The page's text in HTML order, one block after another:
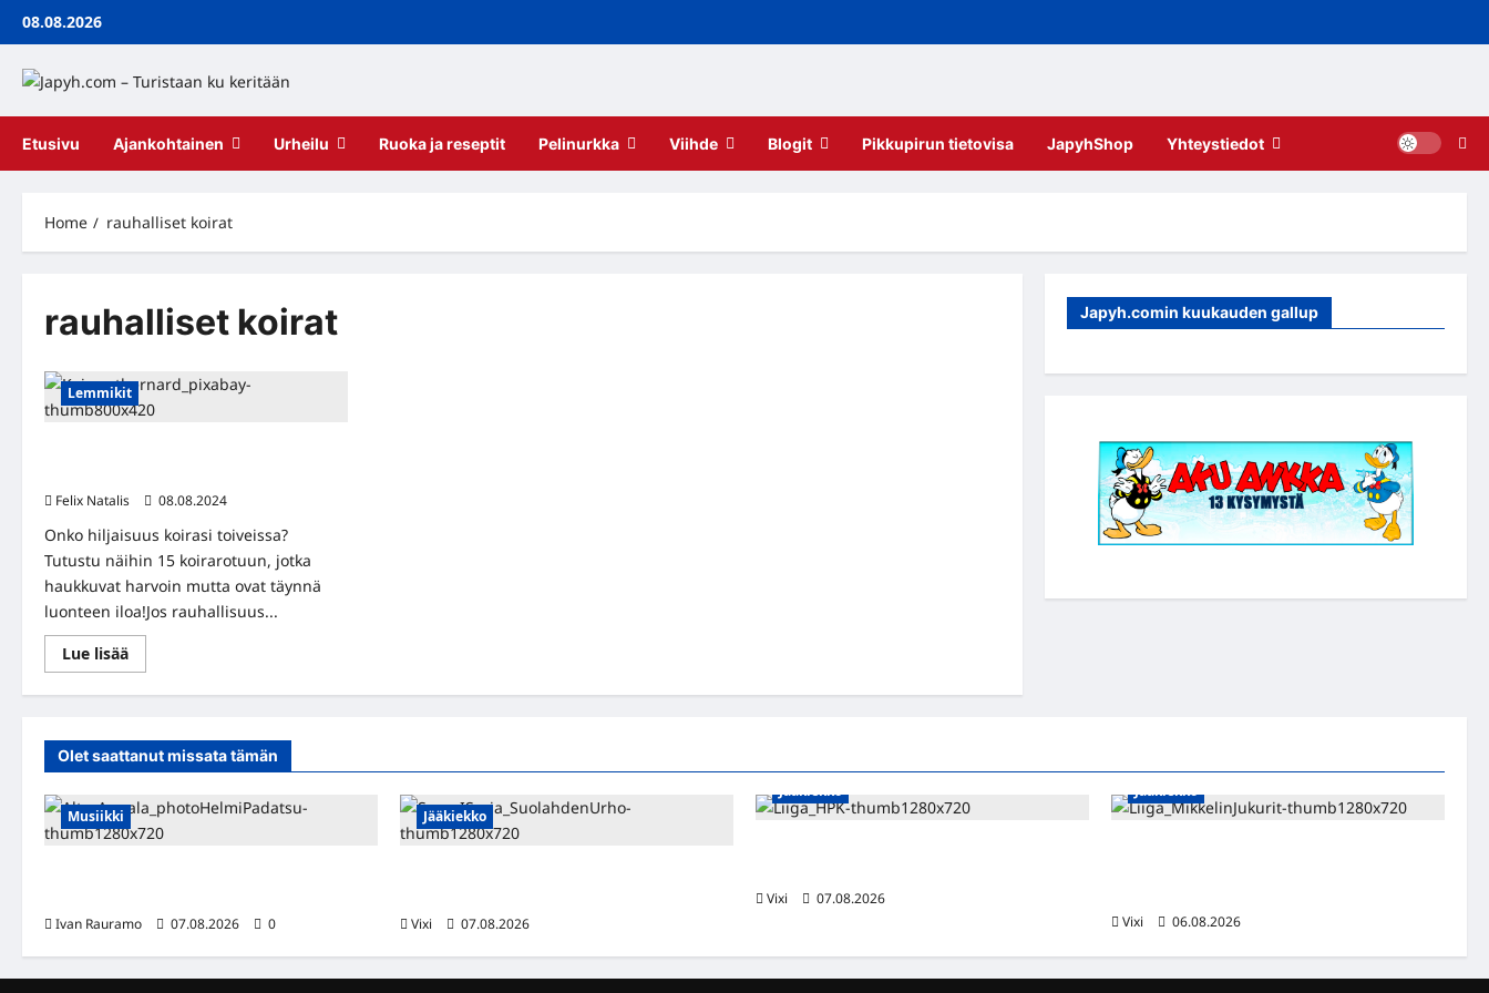
Skip08.08.2026
Etusivu Ajankohtainen Urheilu Ruoka ja reseptit Pelinurkka Viihde Blogit Pikkupirun tietovisa JapyhShop Yhteystiedot
Home rauhalliset koirat
rauhalliset koirat
Lemmikit
Felix Natalis
08.08.2024
Onko hiljaisuus koirasi toiveissa?
Tutustu näihin 15 koirarotuun, jotka
haukkuvat harvoin mutta ovat täynnä
luonteen iloa!Jos rauhallisuus...
Lue lisääRead
more
15
joiden
haukkuminen
on
Japyh.comin kuukauden gallup
Olet saattanut missata tämän
Musiikki
Ivan Rauramo
07.08.2026 0
Jääkiekko
Vixi
07.08.2026
Jääkiekko
Vixi
07.08.2026
Jääkiekko
Vixi
06.08.2026